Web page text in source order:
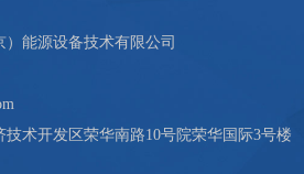
）能源设备技术有限公司
技术开发区荣华南路10号院荣华国际3号楼